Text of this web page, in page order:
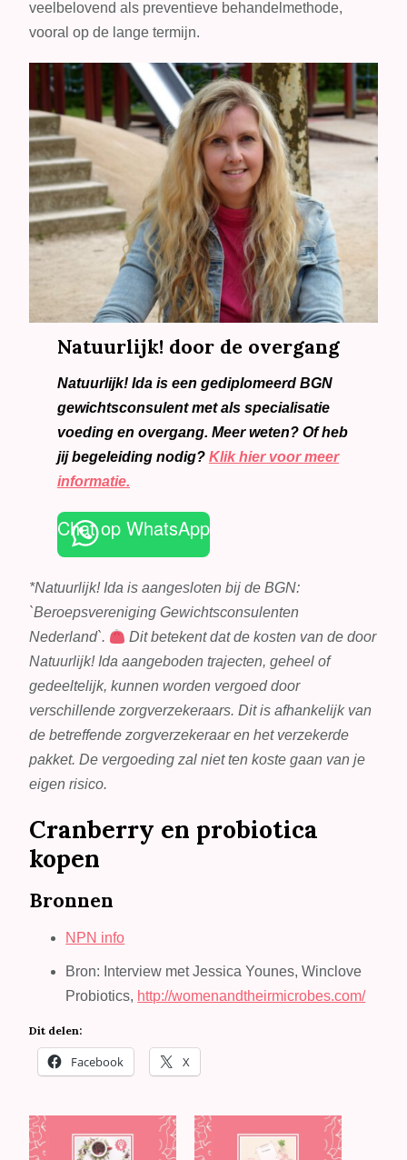
veelbelovend als preventieve behandelmethode,
vooral op de lange termijn.
Natuurlijk! door de overgang
Natuurlijk! Ida is een gediplomeerd BGN
gewichtsconsulent met als specialisatie
voeding en overgang. Meer weten? Of heb
jij begeleiding nodig? Klik hier voor meer
informatie.
Chat op WhatsApp
*Natuurlijk! Ida is aangesloten bij de BGN:
`Beroepsvereniging Gewichtsconsulenten
Nederland`.
Dit betekent dat de kosten van de door
Natuurlijk! Ida aangeboden trajecten, geheel of
gedeeltelijk, kunnen worden vergoed door
verschillende zorgverzekeraars. Dit is afhankelijk van
de betreffende zorgverzekeraar en het verzekerde
pakket. De vergoeding zal niet ten koste gaan van je
eigen risico.
Cranberry en probiotica
kopen
Bronnen
NPN info
Bron: Interview met Jessica Younes, Winclove
Probiotics, http://womenandtheirmicrobes.com/
Dit delen:
Facebook X